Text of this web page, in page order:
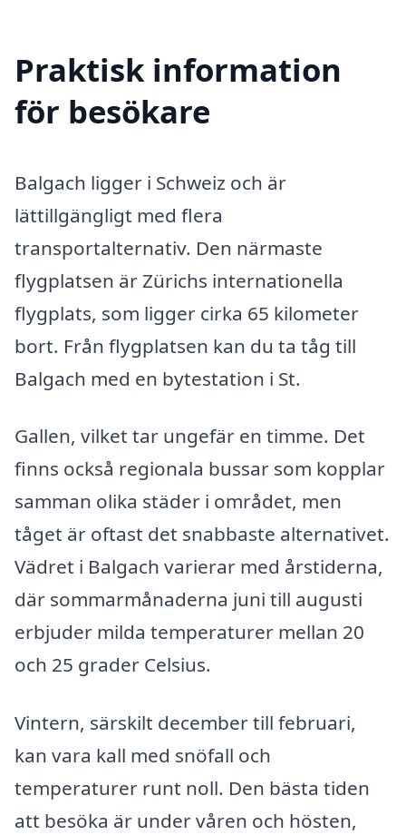
Praktisk information
för besökare
Balgach ligger i Schweiz och är
lättillgängligt med flera
transportalternativ. Den närmaste
flygplatsen är Zürichs internationella
flygplats, som ligger cirka 65 kilometer
bort. Från flygplatsen kan du ta tåg till
Balgach med en bytestation i St.
Gallen, vilket tar ungefär en timme. Det
finns också regionala bussar som kopplar
samman olika städer i området, men
tåget är oftast det snabbaste alternativet.
Vädret i Balgach varierar med årstiderna,
där sommarmånaderna juni till augusti
erbjuder milda temperaturer mellan 20
och 25 grader Celsius.
Vintern, särskilt december till februari,
kan vara kall med snöfall och
temperaturer runt noll. Den bästa tiden
att besöka är under våren och hösten,